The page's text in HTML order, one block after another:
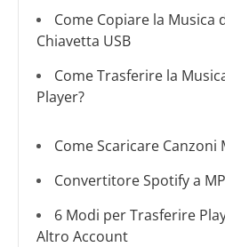
Come Copiare la Musica
Chiavetta USB
Come Trasferire la
Player?
Come Scaricare
Convertitore Spotify a
6 Modi per Trasferire
Altro Account